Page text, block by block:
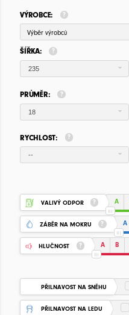
VÝROBCE:
Výběr výrobců
ŠÍŘKA:
235
PRŮMĚR:
18
RYCHLOST:
--
VALIVÝ ODPOR A
ZÁBĚR NA MOKRU A
HLUČNOST A B
PŘILNAVOST NA SNĚHU
PŘILNAVOST NA LEDU